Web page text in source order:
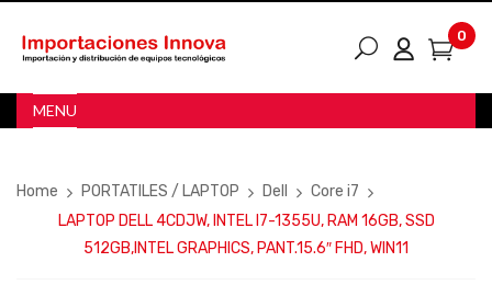
0
MENU
Home PORTATILES / LAPTOP Dell
Core i7
LAPTOP DELL 4CDJW, INTEL I7-1355U, RAM 16GB, SSD
512GB,INTEL GRAPHICS, PANT.15.6″ FHD, WIN11